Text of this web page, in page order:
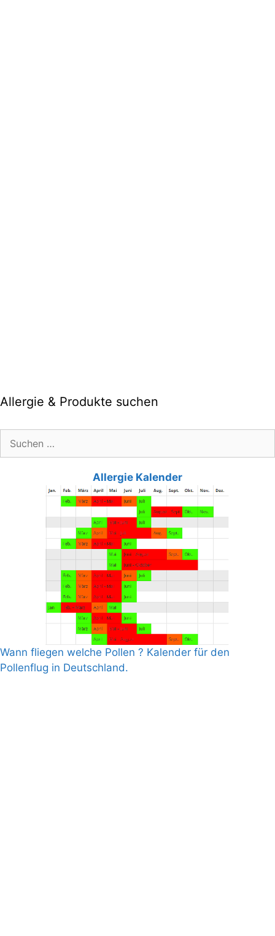
Allergie & Produkte suchen
Allergie Kalender
Wann fliegen welche Pollen ? Kalender für den
Pollenflug in Deutschland.